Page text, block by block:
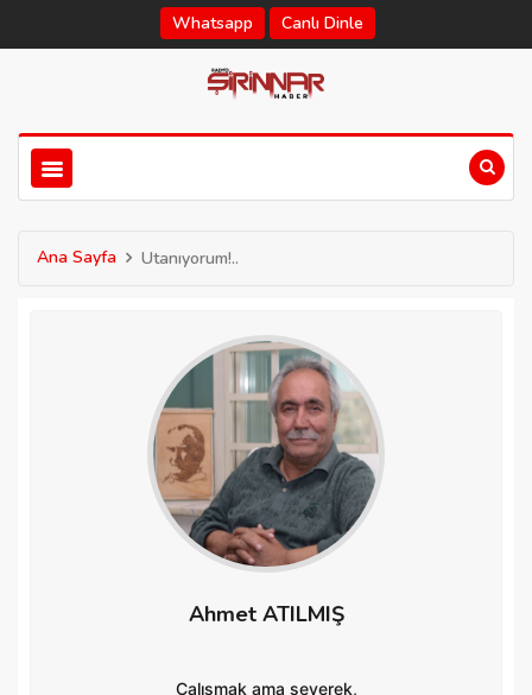
Whatsapp Canlı Dinle
Ana Sayfa Utanıyorum!..
Ahmet ATILMIŞ
Çalışmak ama severek,